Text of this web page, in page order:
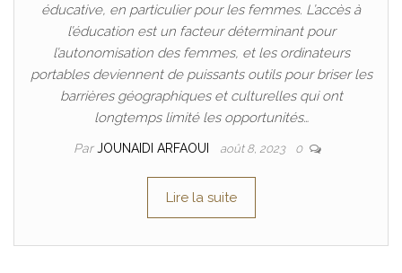
éducative, en particulier pour les femmes. L’accès à
l’éducation est un facteur déterminant pour
l’autonomisation des femmes, et les ordinateurs
portables deviennent de puissants outils pour briser les
barrières géographiques et culturelles qui ont
longtemps limité les opportunités…
ParJOUNAIDI ARFAOUI août 8, 2023 0
Lire la suite